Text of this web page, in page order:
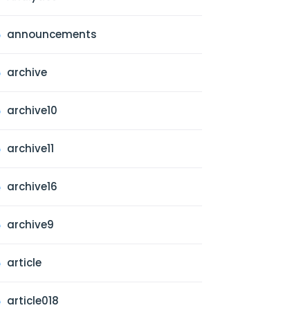
announcements
archive
archive10
archive11
archive16
archive9
article
article018